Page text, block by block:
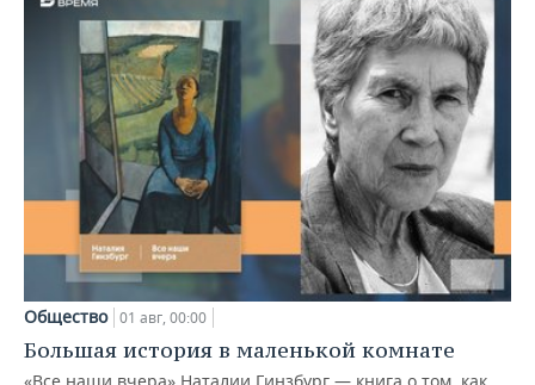
Общество 01 авг, 00:00
Большая история в маленькой комнате